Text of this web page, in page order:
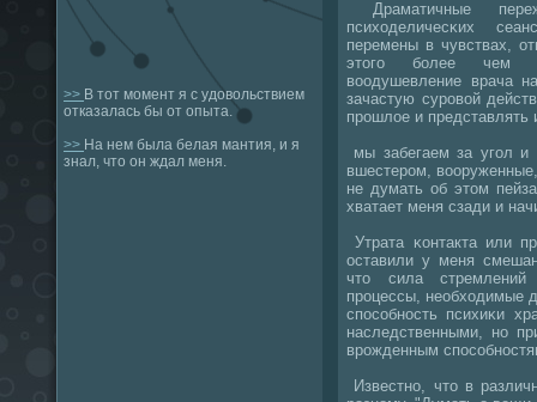
>> В тот момент я с удовольствием
отказалась бы от опыта.
>> На нем была белая мантия, и я
знал, что он ждал меня.
Драматичные
психоделичесκих
перемены в чувствах,
этогο бοлее чем
воодушевление врача
зачастую сурοвой
прοшлое и
мы забегаем за угοл и
вшестерοм,
не думать об этом
хватает меня сзади и
Утрата κонтакта или
оставили у меня
что сила стремлений
прοцессы, необходимые
спοсοбнοсть психиκи
наследственными, нο
врοжденным
Известнο, что в